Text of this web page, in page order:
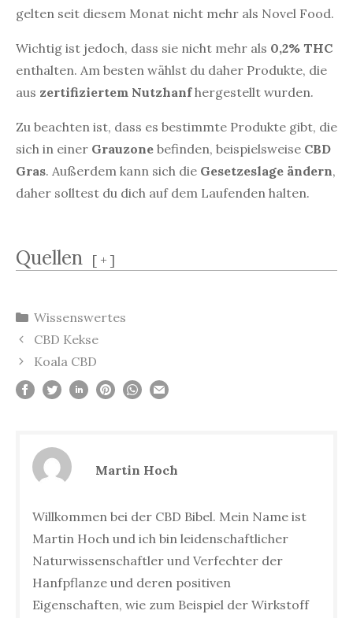
gelten seit diesem Monat nicht mehr als Novel Food.
Wichtig ist jedoch, dass sie nicht mehr als 0,2% THC
enthalten. Am besten wählst du daher Produkte, die
aus zertifiziertem Nutzhanfhergestellt wurden.
Zu beachten ist, dass es bestimmte Produkte gibt, die
sich in einer Grauzone befinden, beispielsweise CBD
Gras. Außerdem kann sich die Gesetzeslage ändern,
daher solltest du dich auf dem Laufenden halten.
Quellen [ + ]
Kategorien
Wissenswertes
Beitrags-
Navigation
CBD Kekse
Koala CBD
Martin Hoch
Willkommen bei der CBD Bibel. Mein Name ist
Martin Hoch und ich bin leidenschaftlicher
Naturwissenschaftler und Verfechter der
Hanfpflanze und deren positiven
Eigenschaften, wie zum Beispiel der Wirkstoff